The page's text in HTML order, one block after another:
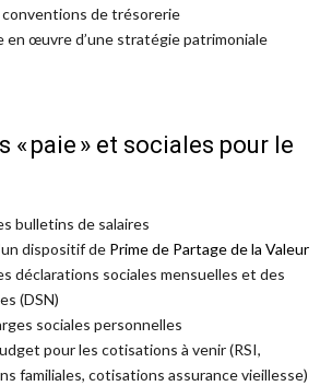
conventions de trésorerie
en œuvre d’une stratégie patrimoniale
« paie » et sociales pour le
bulletins de salaires
dispositif de Prime de Partage de la Valeur
déclarations sociales mensuelles et des
(DSN)
sociales personnelles
pour les cotisations à venir (RSI,
familiales, cotisations assurance vieillesse)